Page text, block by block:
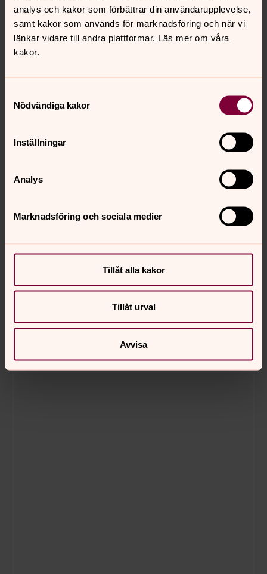
analys och kakor som förbättrar din användarupplevelse,
samt kakor som används för marknadsföring och när vi
länkar vidare till andra plattformar. Läs mer om våra
kakor.
Nödvändiga kakor
Inställningar
Analys
Marknadsföring och sociala medier
Tillåt alla kakor
Tillåt urval
Avvisa